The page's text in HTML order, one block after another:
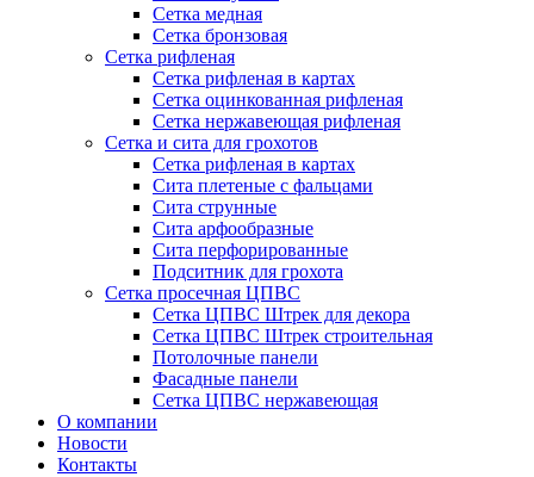
Сетка медная
Сетка бронзовая
Сетка рифленая
Сетка рифленая в картах
Сетка оцинкованная рифленая
Сетка нержавеющая рифленая
Сетка и сита для грохотов
Сетка рифленая в картах
Сита плетеные с фальцами
Сита струнные
Сита арфообразные
Сита перфорированные
Подситник для грохота
Сетка просечная ЦПВС
Сетка ЦПВС Штрек для декора
Сетка ЦПВС Штрек строительная
Потолочные панели
Фасадные панели
Сетка ЦПВС нержавеющая
О компании
Новости
Контакты